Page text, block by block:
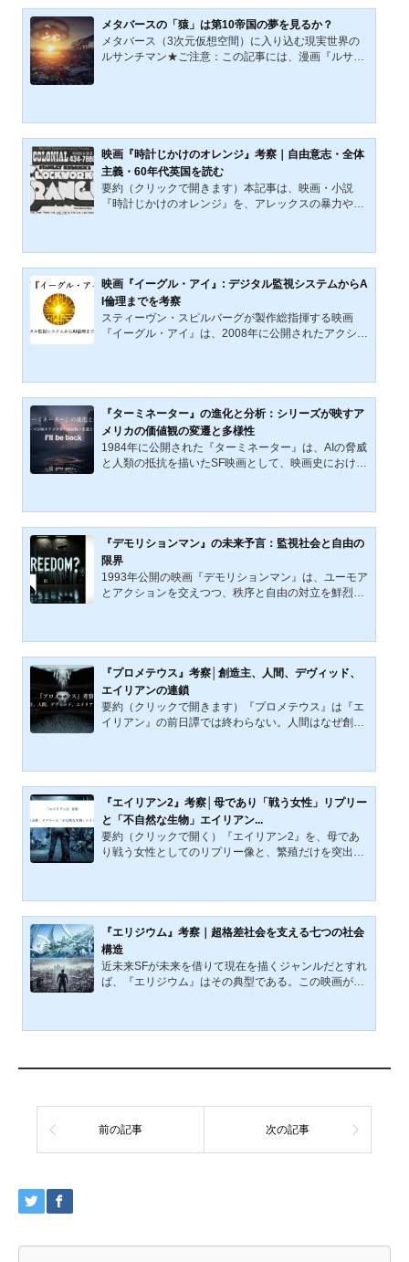
今回語っていくのは、昔テレビで盛んに放送され、若
干のトラウマを抱く人も少なくない映画『トータル・
リコール』だ。かく言う筆者も、今作を恐ろしく感じ
た子供の１人である。 しかし今作は、現在でもなおフ
メタバースの「猿」は第10帝国の夢を見るか？
メタバース（3次元仮想空間）に入り込む現実世界の
ルサンチマン★ご注意：この記事には、漫画『ルサン
カーバーグは今後の10年、メタバース （3次元仮想空
間）分野に年間1兆円以上の投資を行うとも報道され
ている。以下は2021年11月22日に配信された「メタ
バース」や「旧フェイ...
映画『時計じかけのオレンジ』考察｜自由意志・全体
主義・60年代英国を読む
要約（クリックで開きます）本記事は、映画・小説
『時計じかけのオレンジ』を、アレックスの暴力やル
観点から読み直すものである。小説版第21章と映画版
ラストの違いにも触れながら、本作の核心を整理す
る。映画『時計じかけのオレンジ』は、暴力的な不良
少年アレックスの転落と矯正を描く物語ではない。問
題の中心にあるのは、国家が犯罪者の身体を罰する段
階を越え、その魂にまで手を入れようとする点にあ
映画『イーグル・アイ』: デジタル監視システムからA
I倫理までを考察
スティーヴン・スピルバーグが製作総指揮する映画
『イーグル・アイ』は、2008年に公開されたアクショ
映画は、無実の市民が国家の監視システムによってテ
ロリストとして誤認され、その後、謎の声に導かれる
形で逃亡と闘争を強いられる様子を描く。本作は単な
るアクション映画に留まらず、テクノロジーの進化、
プライバシーの侵害、そして民主的プロセスへの影響
という、深いテーマを掘り下げている。記事の概要こ
『ターミネーター』の進化と分析：シリーズが映すア
メリカの価値観の変遷と多様性
1984年に公開された『ターミネーター』は、AIの脅威
と人類の抵抗を描いたSF映画として、映画史における
進化してきた。本記事では、『ターミネーター』シリ
ーズ（1作目、2作目、3作目、および『ターミネータ
ー: ニュー・フェイト』）におけるターミネーターの
デザイン、サラ・コナーの成長、自己犠牲のボディー
ガード像、そして救世主像の変遷を分析し、1980年代
から2020年頃までのアメリカの価値観の変化を考察す
『デモリションマン』の未来予言：監視社会と自由の
限界
1993年公開の映画『デモリションマン』は、ユーモア
とアクションを交えつつ、秩序と自由の対立を鮮烈に
という皮肉な現実を突きつける。舞台は2032年。暴力
も犯罪も根絶された未来都市「サン・アンゼルス」で
は、厳格なルールによって秩序が維持されていた。し
かし、その平和は、人間の本質を無視した強制的な管
理によって成り立っていた。そこへ、かつて社会を震
撼させた凶悪犯罪者が復活し、制御不能な存在とな
『プロメテウス』考察│創造主、人間、デヴィッド、
エイリアンの連鎖
要約（クリックで開きます）『プロメテウス』は『エ
イリアン』の前日譚では終わらない。人間はなぜ創造
を試すのか。そしてエイリアンはなぜ、善悪を超え
て、生き延びることだけを生存原理とするのか。本稿
は、エンジニア、人間、デヴィッド、エイリアンの連
鎖をたどりながら、この映画が創造、答えの不在、信
仰、生存のどこまで深く潜っているかを読む。起源の
説明にとどまらず、神を失った人間の不安と、その後
『エイリアン2』考察│母であり「戦う女性」リプリー
と「不自然な生物」エイリアン...
要約（クリックで開く）『エイリアン2』を、母であ
り戦う女性としてのリプリー像と、繁殖だけを突出さ
ながらも本作が失わなかった「エイリアンらしさ」の
核心に迫る。自分が母親になったと仮定して想像して
ほしい。もし自分の愛する子供が化け物にさらわれた
としたら？何もかもをなげうってでも、助けに向かお
うとするだろう。名作SFホラー映画『エイリアン』の
続編として制作された『エイリアン2』には、そんな
『エリジウム』考察｜超格差社会を支える七つの社会
構造
近未来SFが未来を借りて現在を描くジャンルだとすれ
ば、『エリジウム』はその典型である。この映画が見
に切り分けられた居住空間、下層階級へ向けられる厳
生存資格そのものが制度的に配分される世界である。
本稿では、『エリ...
前の記事 次の記事